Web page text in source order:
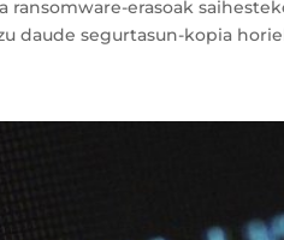
ransomware-erasoak
daude segurtasun-kopia